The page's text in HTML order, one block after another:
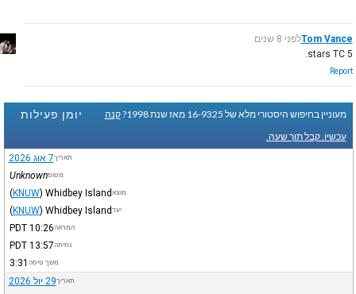
Tom Vanceלפני 8 שנים
5 stars TC.
Report
יומן פעילות מעוניין בחיפוש היסטורי מלא של 16-9325 מאז שנת 1998?
קנה
עכשיו. קבל תוך שעה.
תאריך7 אוג 2026
מטוסUnknown
מוצא Whidbey Island
(KNUW)
יעד Whidbey Island
(KNUW)
המראה10:26
PDT
נחיתה13:57
PDT
משך טיסה 3:31
תאריך29 יול 2026